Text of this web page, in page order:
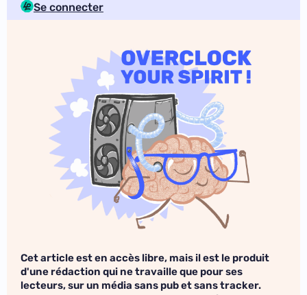
Se connecter
Cet article est en accès libre, mais il est le produit
d'une rédaction qui ne travaille que pour ses
lecteurs, sur un média sans pub et sans tracker.